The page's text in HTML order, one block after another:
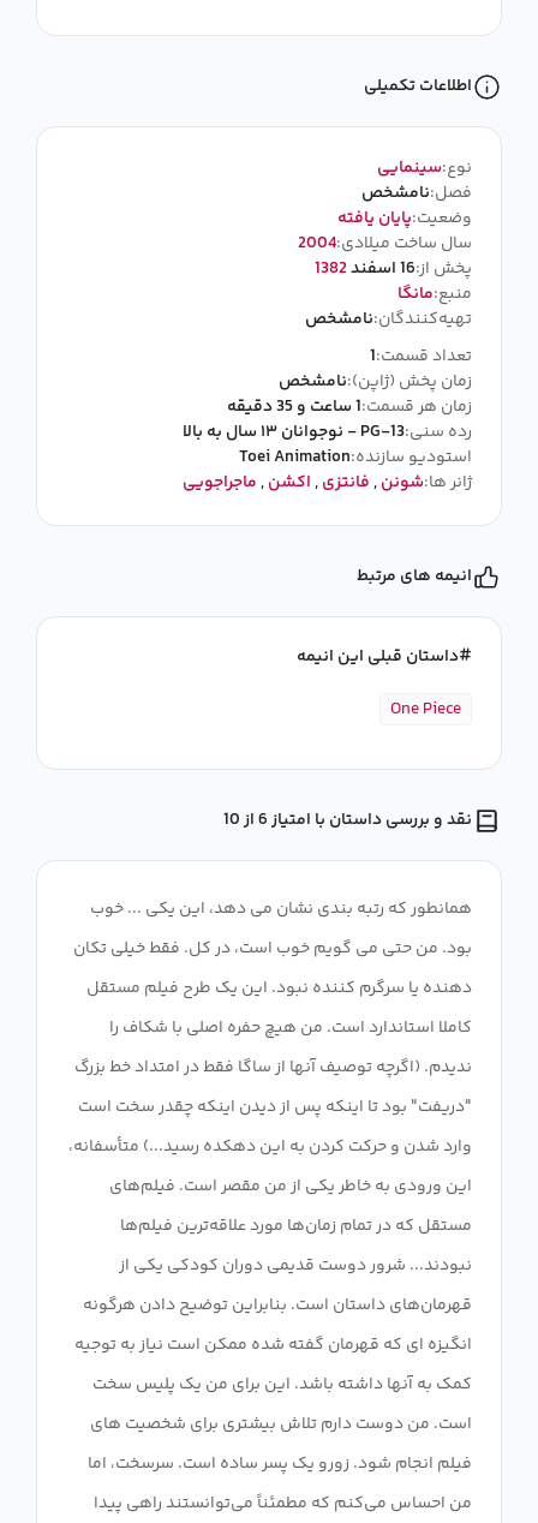
اطلاعات تکمیلی
نوع:سینمایی
فصل:نامشخص
وضعیت:پایان یافته
سال ساخت میلادی:2004
پخش از:16 اسفند
1382
منبع:مانگا
تهیه‌کنندگان:نامشخص
تعداد قسمت:1
زمان پخش (ژاپن):نامشخص
زمان هر قسمت:1 ساعت و 35 دقیقه
رده سنی:PG-13 - نوجوانان ۱۳ سال به بالا
استودیو سازنده:Toei Animation
ژانر ها:شونن,فانتزی,اکشن,ماجراجویی
انیمه های مرتبط
داستان قبلی این انیمه
One Piece
نقد و بررسی داستان با امتیاز 6 از 10
همانطور که رتبه بندی نشان می دهد، این یکی ... خوب
بود. من حتی می گویم خوب است، در کل. فقط خیلی تکان
دهنده یا سرگرم کننده نبود. این یک طرح فیلم مستقل
کاملا استاندارد است. من هیچ حفره اصلی با شکاف را
ندیدم. (اگرچه توصیف آنها از ساگا فقط در امتداد خط بزرگ
"دریفت" بود تا اینکه پس از دیدن اینکه چقدر سخت است
وارد شدن و حرکت کردن به این دهکده رسید...) متأسفانه،
این ورودی به خاطر یکی از من مقصر است. فیلم‌های
مستقل که در تمام زمان‌ها مورد علاقه‌ترین فیلم‌ها
نبودند... شرور دوست قدیمی دوران کودکی یکی از
قهرمان‌های داستان است. بنابراین توضیح دادن هرگونه
انگیزه ای که قهرمان گفته شده ممکن است نیاز به توجیه
کمک به آنها داشته باشد. این برای من یک پلیس سخت
است. من دوست دارم تلاش بیشتری برای شخصیت های
فیلم انجام شود. زورو یک پسر ساده است. سرسخت، اما
من احساس می‌کنم که مطمئناً می‌توانستند راهی پیدا